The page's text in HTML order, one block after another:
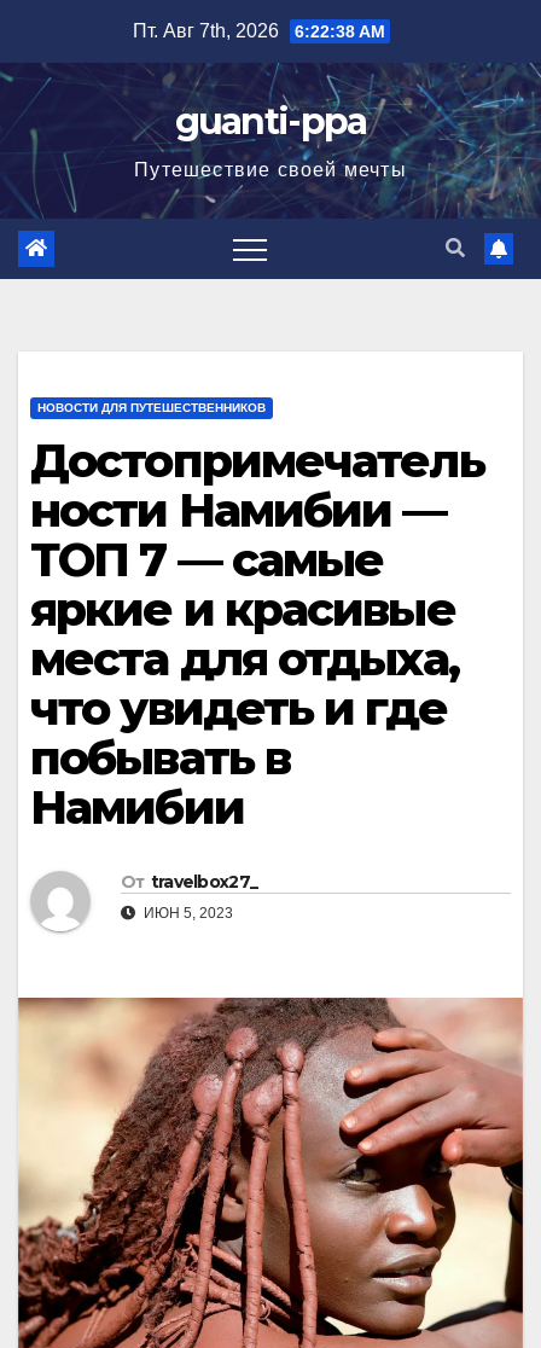
содержимому
Пт. Авг 7th, 2026 6:22:40 AM
guanti-ppa
Путешествие своей мечты
НОВОСТИ ДЛЯ ПУТЕШЕСТВЕННИКОВ
Достопримечатель
ности Намибии —
ТОП 7 — самые
яркие и красивые
места для отдыха,
что увидеть и где
побывать в
Намибии
От travelbox27_
ИЮН 5, 2023